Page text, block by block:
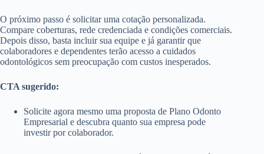
O próximo passo é solicitar uma cotação personalizada.
Compare coberturas, rede credenciada e condições comerciais.
Depois disso, basta incluir sua equipe e já garantir que
colaboradores e dependentes terão acesso a cuidados
odontológicos sem preocupação com custos inesperados.
CTA sugerido:
Solicite agora mesmo uma proposta de Plano Odonto
Empresarial e descubra quanto sua empresa pode
investir por colaborador.